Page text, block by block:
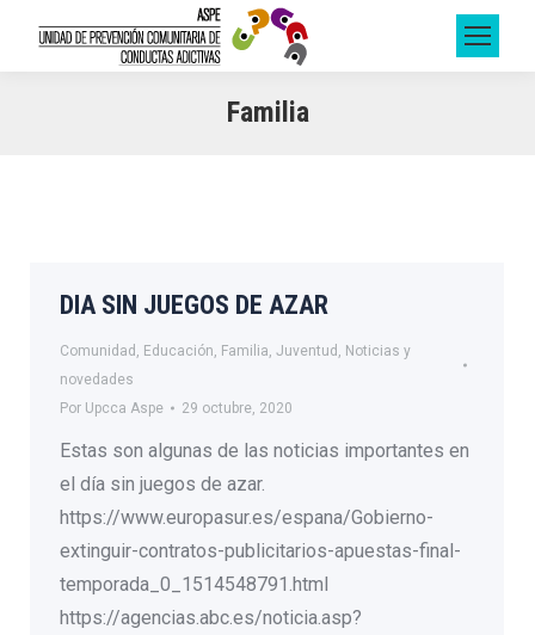
Familia
DIA SIN JUEGOS DE AZAR
Comunidad , Educación, Familia, Juventud , Noticias y
novedades
Por Upcca Aspe 29 octubre, 2020
Estas son algunas de las noticias importantes en
el día sin juegos de azar.
https://www.europasur.es/espana/Gobierno-
extinguir-contratos-publicitarios-apuestas-final-
temporada_0_1514548791.html
https://agencias.abc.es/noticia.asp?